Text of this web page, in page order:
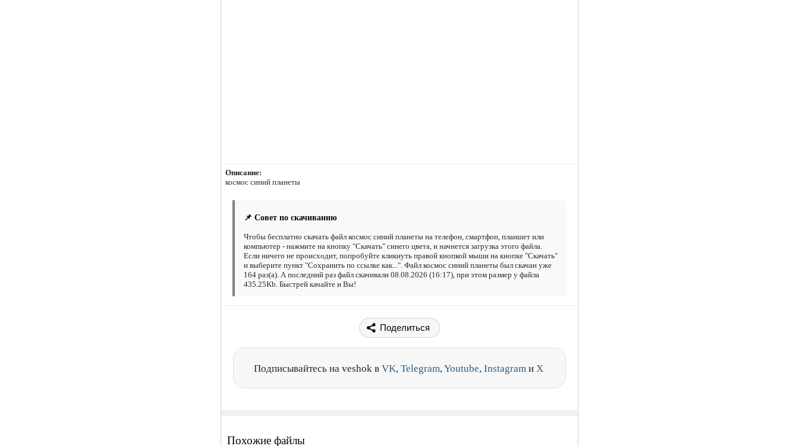
Описание:
космос синий планеты
📌 Совет по скачиванию
Чтобы бесплатно скачать файл космос синий планеты на телефон, смартфон, планшет или
компьютер - нажмите на кнопку "Скачать" синего цвета, и начнется загрузка этого файла.
Если ничего не происходит, попробуйте кликнуть правой кнопкой мыши на кнопке "Скачать"
и выберите пункт "Сохранить по ссылке как...". Файл космос синий планеты был скачан уже
164 раз(а). А последний раз файл скачивали 08.08.2026 (16:17), при этом размер у файла
435.25Kb. Быстрей качайте и Вы!
Поделиться
Подписывайтесь на veshok в VK, Telegram,Youtube, Instagram и X
Похожие файлы